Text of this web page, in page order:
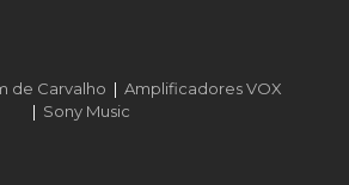
de Carvalho | Amplificadores VOX
| Sony Music